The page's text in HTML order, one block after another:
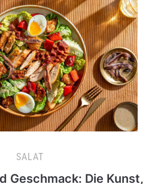
SALAT
Geschmack: Die Kunst,